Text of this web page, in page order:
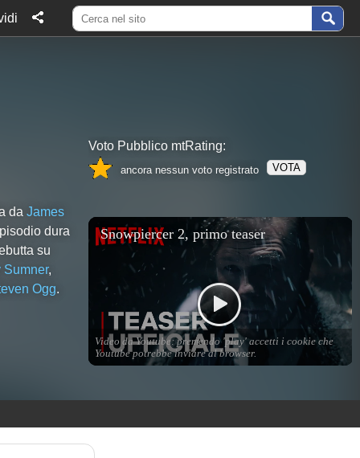
da James
dura
su
Sumner,
Ogg.
Voto Pubblico mtRating:
ancora nessun voto registrato VOTA